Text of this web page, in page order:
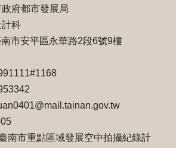
府都市發展局
計科
市安平區永華路2段6號9樓
南市重點區域發展空中拍攝紀錄計